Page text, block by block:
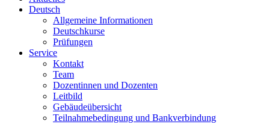
Deutsch
Allgemeine Informationen
Deutschkurse
Prüfungen
Service
Kontakt
Team
Dozentinnen und Dozenten
Leitbild
Gebäudeübersicht
Teilnahmebedingung und Bankverbindung